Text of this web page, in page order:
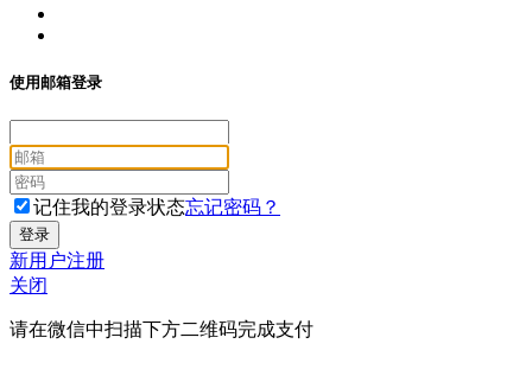
使用邮箱登录
记住我的登录状态忘记密码？
新用户注册
关闭
请在微信中扫描下方二维码完成支付